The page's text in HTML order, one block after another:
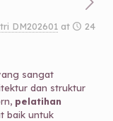
DM202601 at
24
sangat
dan struktur
pelatihan
baik untuk